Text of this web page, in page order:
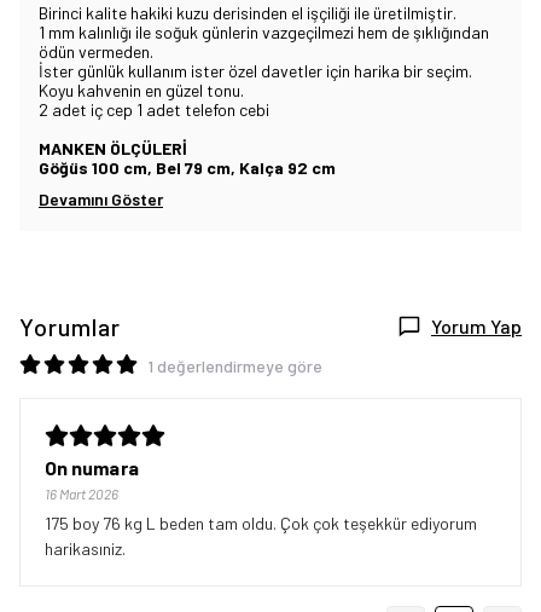
Birinci kalite hakiki kuzu derisinden el işçiliği ile üretilmiştir.
1 mm kalınlığı ile soğuk günlerin vazgeçilmezi hem de şıklığından
ödün vermeden.
İster günlük kullanım ister özel davetler için harika bir seçim.
Koyu kahvenin en güzel tonu.
2 adet iç cep 1 adet telefon cebi
MANKEN ÖLÇÜLERİ
Göğüs 100 cm, Bel 79 cm, Kalça 92 cm
Devamını Göster
Yorumlar Yorum Yap
1 değerlendirmeye göre
On numara
16 Mart 2026
175 boy 76 kg L beden tam oldu. Çok çok teşekkür ediyorum
harikasıniz.